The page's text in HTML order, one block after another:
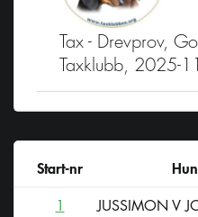
Tax - Drevprov,
Taxklubb, 2025-
Start-nr
1
JUSSIMON V